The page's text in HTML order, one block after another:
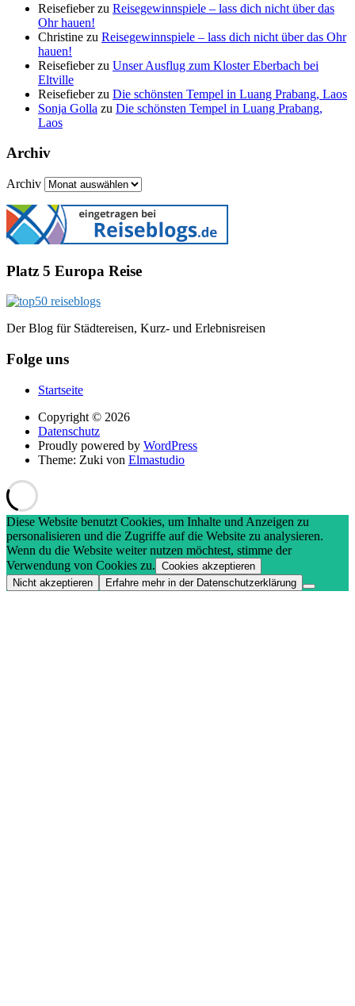
Reisefieberzu Reisegewinnspiele – lass dich nicht über das
Ohr hauen!
Christine zu Reisegewinnspiele – lass dich nicht über das Ohr
hauen!
Reisefieberzu Unser Ausflug zum Kloster Eberbach bei
Eltville
Reisefieberzu Die schönsten Tempel in Luang Prabang, Laos
Sonja Golla zu Die schönsten Tempel in Luang Prabang,
Laos
Archiv
Archiv
Platz 5 Europa Reise
Der Blog für Städtereisen, Kurz- und Erlebnisreisen
Folge uns
Startseite
Copyright © 2026
Datenschutz
Proudly powered by WordPress
Theme: Zuki von Elmastudio
Diese Website benutzt Cookies, um Inhalte und Anzeigen zu
personalisieren und die Zugriffe auf die Website zu analysieren.
Wenn du die Website weiter nutzen möchtest, stimme der
Verwendung von Cookies zu. Cookies akzeptieren
Nicht akzeptieren
Erfahre mehr in der Datenschutzerklärung